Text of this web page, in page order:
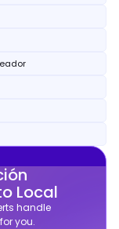
Local
handle
you.